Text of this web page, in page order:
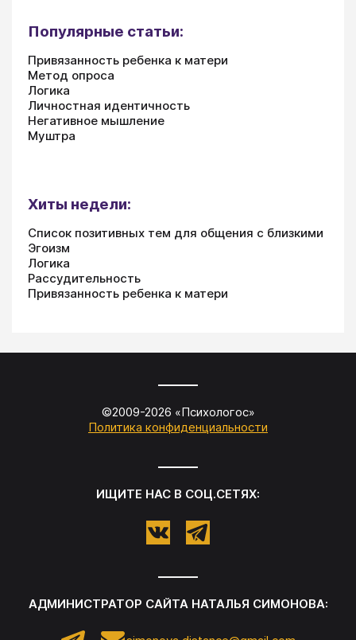
Популярные статьи:
Привязанность ребенка к матери
Метод опроса
Логика
Личностная идентичность
Негативное мышление
Муштра
Хиты недели:
Список позитивных тем для общения с близкими
Эгоизм
Логика
Рассудительность
Привязанность ребенка к матери
©2009-2026 «Психологос»
Политика конфиденциальности
ИЩИТЕ НАС В СОЦ.СЕТЯХ:
АДМИНИСТРАТОР САЙТА НАТАЛЬЯ СИМОНОВА: